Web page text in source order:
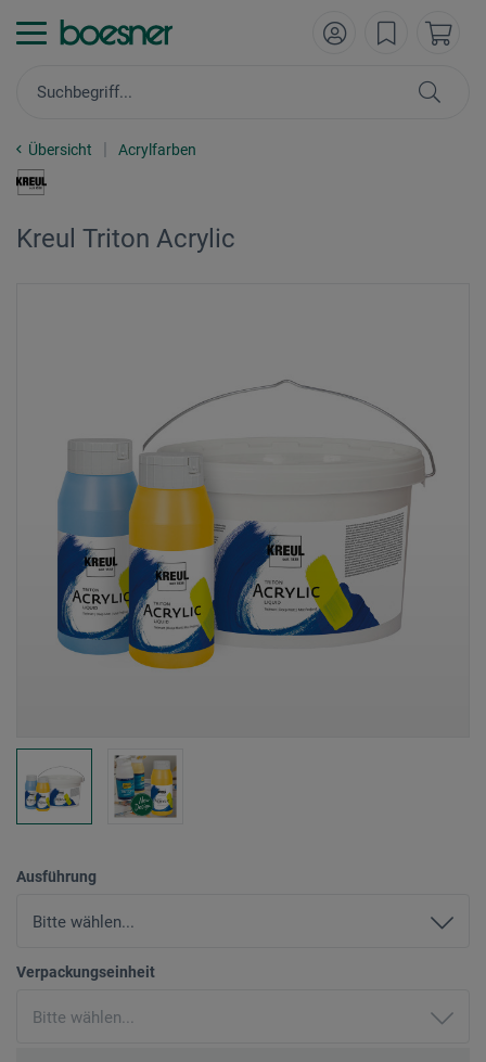
Übersicht Acrylfarben
Kreul Triton Acrylic
Ausführung
Verpackungseinheit